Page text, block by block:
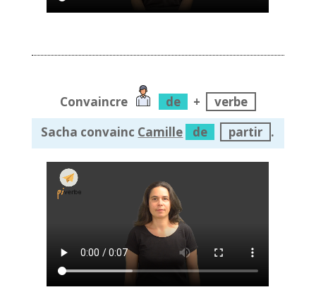
Convaincre de +
verbe
Sacha convainc Camille de partir .